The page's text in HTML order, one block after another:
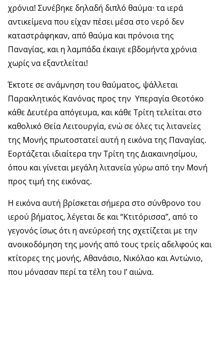
χρόνια! Συνέβηκε δηλαδή διπλό θαύμα· τα ιερά
αντικείμενα που είχαν πέσει μέσα στο νερό δεν
καταστράφηκαν, από θαύμα και πρόνοια της
Παναγίας, και η λαμπάδα έκαιγε εβδομήντα χρόνια
χωρίς να εξαντλείται!
Έκτοτε σε ανάμνηση του θαύματος, ψάλλεται
Παρακλητικός Κανόνας προς την Υπεραγία Θεοτόκο
κάθε Δευτέρα απόγευμα, και κάθε Τρίτη τελείται στο
καθολικό Θεία Λειτουργία, ενώ σε όλες τις λιτανείες
της Μονής πρωτοστατεί αυτή η εικόνα της Παναγίας.
Εορτάζεται ιδιαίτερα την Τρίτη της Διακαινησίμου,
όπου και γίνεται μεγάλη λιτανεία γύρω από την Μονή
προς τιμή της εικόνας.
Η εικόνα αυτή βρίσκεται σήμερα στο σύνθρονο του
ιερού βήματος, λέγεται δε και “Κτιτόρισσα”, από το
γεγονός ίσως ότι η ανεύρεσή της σχετίζεται με την
ανοικοδόμηση της μονής από τους τρείς αδελφούς και
κτίτορες της μονής, Αθανάσιο, Νικόλαο και Αντώνιο,
που μόνασαν περί τα τέλη του Ι’ αιώνα.